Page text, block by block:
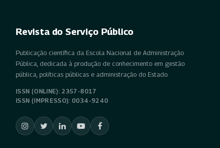
Revista do Serviço Público
Publicação científica da Escola Nacional de Administração
Pública, dedicada à produção de conhecimento em gestão
pública, políticas públicas e administração do Estado.
ISSN (ONLINE): 2357-8017
ISSN (IMPRESSO): 0034-9240